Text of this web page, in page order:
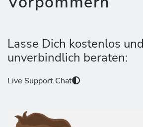
Lasse Dich kostenlos und
unverbindlich beraten:
Live Support Chat